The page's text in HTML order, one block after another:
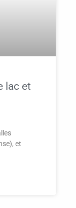
lac et
et